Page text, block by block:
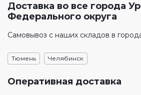
Доставка во все города
Федерального округа
Самовывоз с наших складов в
Тюмень Челябинск
Оперативная доставка